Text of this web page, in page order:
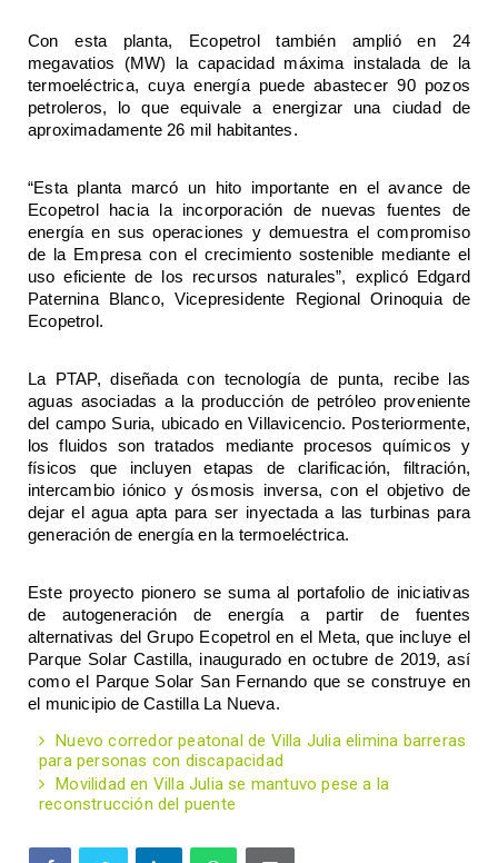
Con esta planta, Ecopetrol también amplió en 24
megavatios (MW) la capacidad máxima instalada de la
termoeléctrica, cuya energía puede abastecer 90 pozos
petroleros, lo que equivale a energizar una ciudad de
aproximadamente 26 mil habitantes.
“Esta planta marcó un hito importante en el avance de
Ecopetrol hacia la incorporación de nuevas fuentes de
energía en sus operaciones y demuestra el compromiso
de la Empresa con el crecimiento sostenible mediante el
uso eficiente de los recursos naturales”, explicó Edgard
Paternina Blanco, Vicepresidente Regional Orinoquia de
Ecopetrol.
La PTAP, diseñada con tecnología de punta, recibe las
aguas asociadas a la producción de petróleo proveniente
del campo Suria, ubicado en Villavicencio. Posteriormente,
los fluidos son tratados mediante procesos químicos y
físicos que incluyen etapas de clarificación, filtración,
intercambio iónico y ósmosis inversa, con el objetivo de
dejar el agua apta para ser inyectada a las turbinas para
generación de energía en la termoeléctrica.
Este proyecto pionero se suma al portafolio de iniciativas
de autogeneración de energía a partir de fuentes
alternativas del Grupo Ecopetrol en el Meta, que incluye el
Parque Solar Castilla, inaugurado en octubre de 2019, así
como el Parque Solar San Fernando que se construye en
el municipio de Castilla La Nueva.
Nuevo corredor peatonal de Villa Julia elimina barreras
para personas con discapacidad
Movilidad en Villa Julia se mantuvo pese a la
reconstrucción del puente